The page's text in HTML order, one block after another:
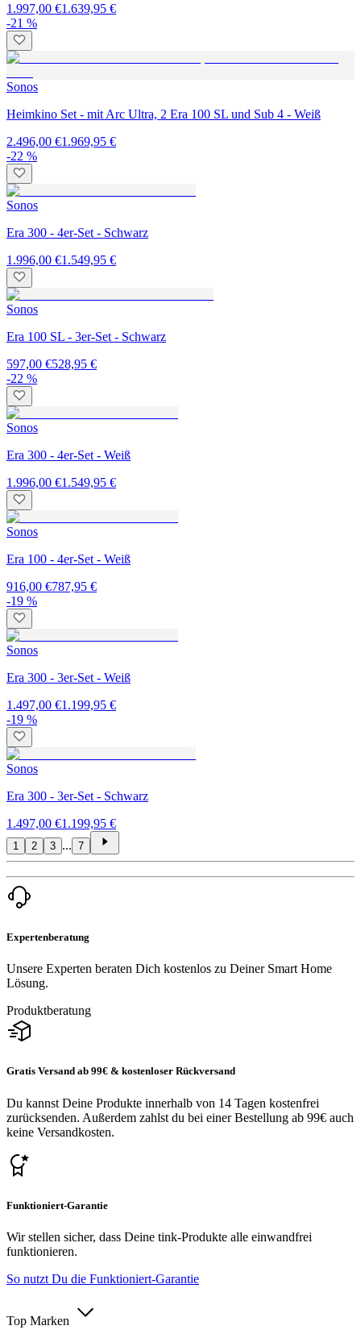
1.997,00 €1.639,95 €
-21 %
Sonos
Heimkino Set - mit Arc Ultra, 2 Era 100 SL und Sub 4 - Weiß
2.496,00 €1.969,95 €
-22 %
Sonos
Era 300 - 4er-Set - Schwarz
1.996,00 €1.549,95 €
Sonos
Era 100 SL - 3er-Set - Schwarz
597,00 €528,95 €
-22 %
Sonos
Era 300 - 4er-Set - Weiß
1.996,00 €1.549,95 €
Sonos
Era 100 - 4er-Set - Weiß
916,00 €787,95 €
-19 %
Sonos
Era 300 - 3er-Set - Weiß
1.497,00 €1.199,95 €
-19 %
Sonos
Era 300 - 3er-Set - Schwarz
1.497,00 €1.199,95 €
1 2 3 ... 7
Expertenberatung
Unsere Experten beraten Dich kostenlos zu Deiner Smart Home
Lösung.
Produktberatung
Gratis Versand ab 99€ & kostenloser Rückversand
Du kannst Deine Produkte innerhalb von 14 Tagen kostenfrei
zurücksenden. Außerdem zahlst du bei einer Bestellung ab 99€ auch
keine Versandkosten.
Funktioniert-Garantie
Wir stellen sicher, dass Deine tink-Produkte alle einwandfrei
funktionieren.
So nutzt Du die Funktioniert-Garantie
Top Marken